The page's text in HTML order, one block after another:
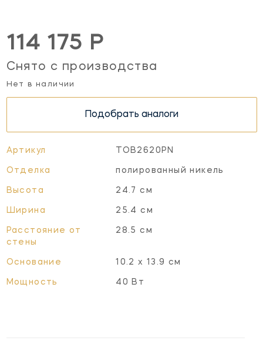
114 175 Р
Снято с производства
Нет в наличии
Подобрать аналоги
Артикул TOB2620PN
Отделка полированный никель
Высота 24.7 см
Ширина 25.4 см
Расстояние от
стены
28.5 см
Основание 10.2 х 13.9 см
Мощность 40 Вт